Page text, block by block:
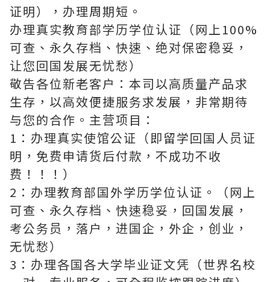
证明），办理周期短。
办理真实教育部学历学位认证（网上100%
可查、永久存档、快速、绝对保密稳妥，
让您回国发展无忧愁）
敬告各位新老客户：本司以高质量产品求
生存，以高效便捷服务求发展，非常期待
与您的合作。主营项目：
1：办理真实使馆公证（即留学回国人员证
明，免费申请货后付款，不成功不收
费！！！）
2：办理教育部国外学历学位认证。（网上
可查、永久存档、快速稳妥，回国发展，
考公务员，落户，进国企，外企，创业，
无忧愁）
3：办理各国各大学毕业证文凭（世界名校